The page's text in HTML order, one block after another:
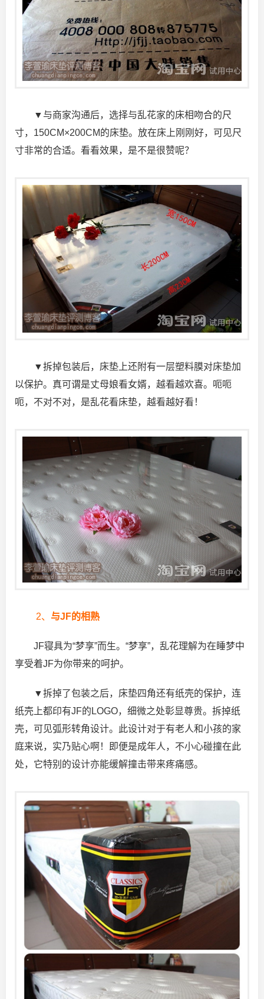
▼与商家沟通后，选择与乱花家的床相吻合的尺
寸，150CM×200CM的床垫。放在床上刚刚好，可见尺
寸非常的合适。看看效果，是不是很赞呢？
▼拆掉包装后，床垫上还附有一层塑料膜对床垫加
以保护。真可谓是丈母娘看女婿，越看越欢喜。呃呃
呃，不对不对，是乱花看床垫，越看越好看！
2、 与JF的相熟
JF寝具为“梦享”而生。“梦享”，乱花理解为在睡梦中
享受着JF为你带来的呵护。
▼拆掉了包装之后，床垫四角还有纸壳的保护，连
纸壳上都印有JF的LOGO，细微之处彰显尊贵。拆掉纸
壳，可见弧形转角设计。此设计对于有老人和小孩的家
庭来说，实乃贴心啊！即便是成年人，不小心碰撞在此
处，它特别的设计亦能缓解撞击带来疼痛感。